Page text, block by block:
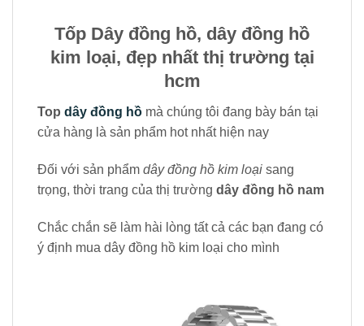
Tốp Dây đồng hồ, dây đồng hồ
kim loại, đẹp nhất thị trường tại
hcm
Top dây đồng hồ mà chúng tôi đang bày bán tại
cửa hàng là sản phẩm hot nhất hiện nay
Đối với sản phẩm dây đồng hồ kim loại sang
trọng, thời trang của thị trường dây đồng hồ nam
Chắc chắn sẽ làm hài lòng tất cả các bạn đang có
ý định mua dây đồng hồ kim loại cho mình